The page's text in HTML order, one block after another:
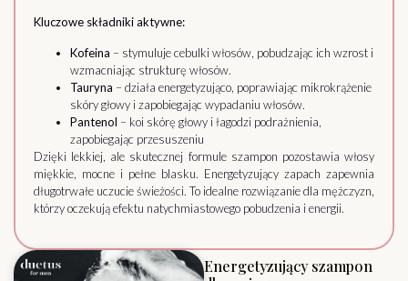
Kluczowe składniki aktywne:
Kofeina – stymuluje cebulki włosów, pobudzając ich wzrost i
wzmacniając strukturę włosów.
Tauryna – działa energetyzująco, poprawiając mikrokrążenie
skóry głowy i zapobiegając wypadaniu włosów.
Pantenol – koi skórę głowy i łagodzi podrażnienia,
zapobiegając przesuszeniu
Dzięki lekkiej, ale skutecznej formule szampon pozostawia włosy
miękkie, mocne i pełne blasku. Energetyzujący zapach zapewnia
długotrwałe uczucie świeżości. To idealne rozwiązanie dla mężczyzn,
którzy oczekują efektu natychmiastowego pobudzenia i energii.
Energetyzujący szampon